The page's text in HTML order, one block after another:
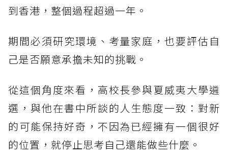
到香港，整個過程超過一年。
期間必須研究環境、考量家庭，也要評估自
己是否願意承擔未知的挑戰。
從這個角度來看，高校長參與夏威夷大學遴
選，與他在書中所談的人生態度一致：對新
的可能保持好奇，不因為已經擁有一個很好
的位置，就停止思考自己還能做些什麼。